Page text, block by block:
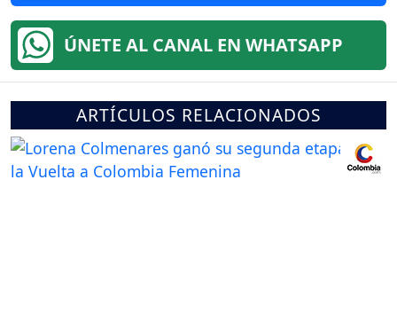
ÚNETE AL CANAL EN WHATSAPP
ARTÍCULOS RELACIONADOS